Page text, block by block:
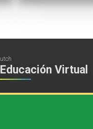
utch
Educación Virtual